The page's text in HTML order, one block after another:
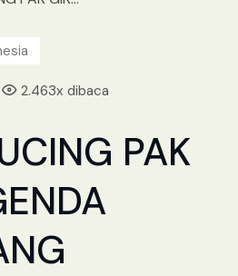
2.463x dibaca
PAK